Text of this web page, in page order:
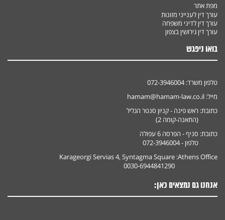
מפת אתר
עורך דין לענייני מזונות
עורך דין לדיני משפחה
עורך דין גירושין בצפון
בואו ניפגש
טלפון משרד: 072-3946004
מייל: hamam@hamam-law.co.il
כתובת: ראש פינה - קניון סנטר הגליל
(התאנה-קומה 2)
כתובת: סניף - הפרסה 6 עפולה
טלפון - 072-3946004
Athens Office:
Karageorgi Servias 4, Syntagma Square
0030-6944841290
אנחנו גם נמצאים כאן: